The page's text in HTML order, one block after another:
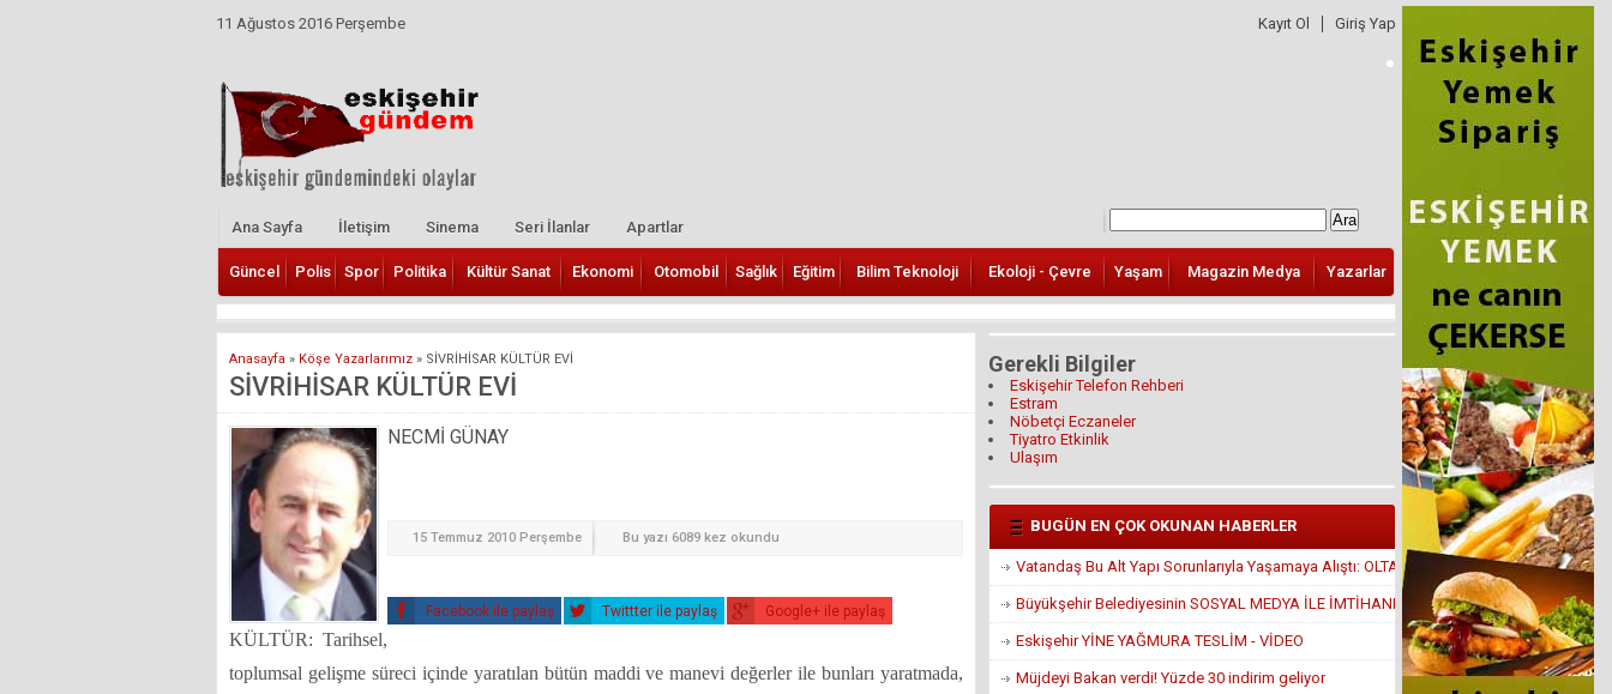
11 Ağustos 2016 Perşembe Kayıt Ol Giriş Yap
Ana Sayfa İletişim Sinema Seri İlanlar Apartlar
Güncel Polis Spor Politika Kültür Sanat Ekonomi Otomobil Sağlık Eğitim Bilim Teknoloji Ekoloji - Çevre Yaşam Magazin Medya Yazarlar
Anasayfa » Köşe Yazarlarımız » SİVRİHİSAR KÜLTÜR EVİ
SİVRİHİSAR KÜLTÜR EVİ
NECMİ GÜNAY
15 Temmuz 2010 Perşembe Bu yazı 6089 kez okundu
Facebook ile paylaş Twittter ile paylaş Google+ ile paylaş
KÜLTÜR: Tarihsel,
toplumsal gelişme süreci içinde yaratılan bütün maddi ve manevi değerler ile bunları yaratmada,
Gerekli Bilgiler
Eskişehir Telefon Rehberi
Estram
Nöbetçi Eczaneler
Tiyatro Etkinlik
Ulaşım
BUGÜN EN ÇOK OKUNAN HABERLER
Vatandaş Bu Alt Yapı Sorunlarıyla Yaşamaya Alıştı: OLTA ATTILAR
Büyükşehir Belediyesinin SOSYAL MEDYA İLE İMTİHANI
Eskişehir YİNE YAĞMURA TESLİM - VİDEO
Müjdeyi Bakan verdi! Yüzde 30 indirim geliyor